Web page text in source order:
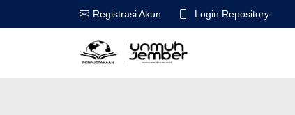
Registrasi Akun Login Repository